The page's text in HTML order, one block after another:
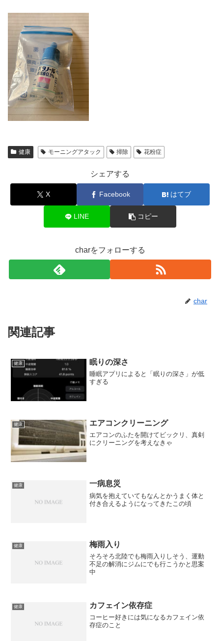
健康 モーニングアタック 掃除 花粉症
シェアする
X Facebook はてブ
LINE コピー
charをフォローする
char
関連記事
健康 眠りの深さ
睡眠アプリによると「眠りの深さ」が低
すぎる
健康 エアコンクリーニング
エアコンのふたを開けてビックリ、真剣
にクリーニングを考えなきゃ
健康 一病息災
病気を抱えていてもなんとかうまく体と
付き合えるようになってきたこの頃
健康 梅雨入り
そろそろ北陸でも梅雨入りしそう、運動
不足の解消にジムにでも行こうかと思案
中
健康 カフェイン依存症
コーヒー好きには気になるカフェイン依
存症のこと